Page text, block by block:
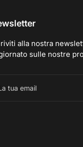
alla nostra
sulle nostre